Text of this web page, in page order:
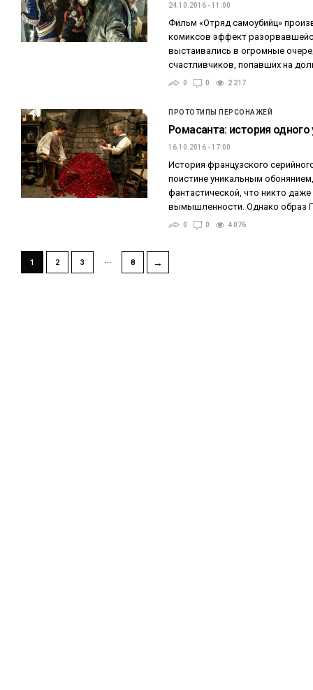
24.10.2016 - 11:00
Фильм «Отряд самоубийц»
комиксов эффект
выстаивались в огромные
счастливчиков, попавших на
0 0 2 217
ПРОТОТИПЫ ПЕРСОНАЖЕЙ
Ромасанта: история
16.10.2016 - 17:00
История французского
поистине уникальным
фантастической, что никто
вымышленности. Однако образ
0 0 4 076
1 2 3 … 8 →